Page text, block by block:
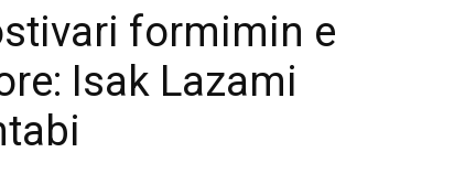
formimin e
Isak Lazami